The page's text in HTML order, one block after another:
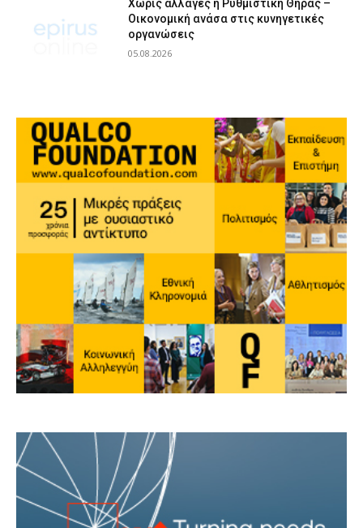
Χωρίς αλλαγές η Ρυθμιστική Θήρας –
Οικονομική ανάσα στις κυνηγετικές
οργανώσεις
05.08.2026